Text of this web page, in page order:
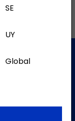
SE
UY
Global